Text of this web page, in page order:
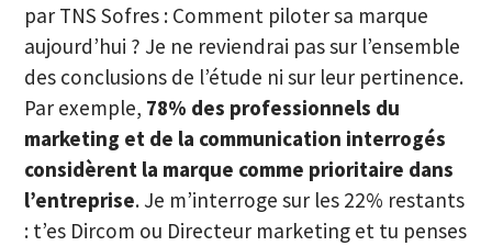
par TNS Sofres : Comment piloter sa marque
aujourd’hui ? Je ne reviendrai pas sur l’ensemble
des conclusions de l’étude ni sur leur pertinence.
Par exemple, 78% des professionnels du
marketing et de la communication interrogés
considèrent la marque comme prioritaire dans
l’entreprise. Je m’interroge sur les 22% restants
: t’es Dircom ou Directeur marketing et tu penses